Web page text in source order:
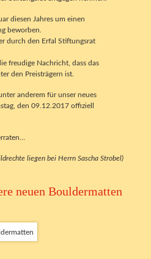
diesen Jahres um einen
beworben.
durch den Erfal Stiftungsrat
freudige Nachricht, dass das
den Preisträgern ist.
anderem für unser neues
den 09.12.2017 offiziell
liegen bei Herrn Sascha Strobel)
neuen Bouldermatten